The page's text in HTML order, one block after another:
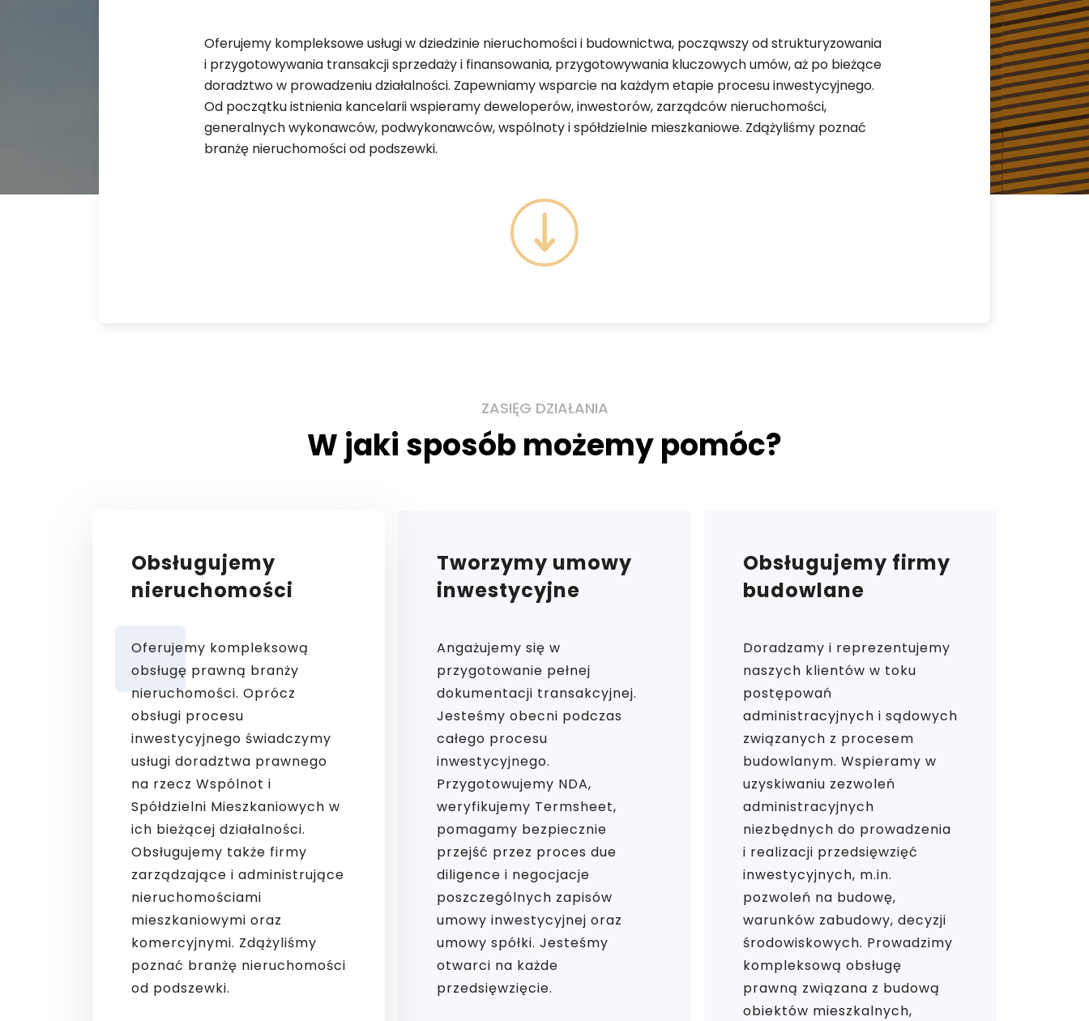
Oferujemy kompleksowe usługi w dziedzinie nieruchomości i budownictwa, począwszy od strukturyzowania
i przygotowywania transakcji sprzedaży i finansowania, przygotowywania kluczowych umów, aż po bieżące
doradztwo w prowadzeniu działalności. Zapewniamy wsparcie na każdym etapie procesu inwestycyjnego.
Od początku istnienia kancelarii wspieramy deweloperów, inwestorów, zarządców nieruchomości,
generalnych wykonawców, podwykonawców, wspólnoty i spółdzielnie mieszkaniowe. Zdążyliśmy poznać
branżę nieruchomości od podszewki.
ZASIĘG DZIAŁANIA
W jaki sposób możemy pomóc?
Obsługujemy
nieruchomości
Oferujemy kompleksową
obsługę prawną branży
nieruchomości. Oprócz
obsługi procesu
inwestycyjnego świadczymy
usługi doradztwa prawnego
na rzecz Wspólnot i
Spółdzielni Mieszkaniowych w
ich bieżącej działalności.
Obsługujemy także firmy
zarządzające i administrujące
nieruchomościami
mieszkaniowymi oraz
komercyjnymi. Zdążyliśmy
poznać branżę nieruchomości
od podszewki.
Tworzymy umowy
inwestycyjne
Angażujemy się w
przygotowanie pełnej
dokumentacji transakcyjnej.
Jesteśmy obecni podczas
całego procesu
inwestycyjnego.
Przygotowujemy NDA,
weryfikujemy Termsheet,
pomagamy bezpiecznie
przejść przez proces due
diligence i negocjacje
poszczególnych zapisów
umowy inwestycyjnej oraz
umowy spółki. Jesteśmy
otwarci na każde
przedsięwzięcie.
Obsługujemy firmy
budowlane
Doradzamy i reprezentujemy
naszych klientów w toku
postępowań
administracyjnych i sądowych
związanych z procesem
budowlanym. Wspieramy w
uzyskiwaniu zezwoleń
administracyjnych
niezbędnych do prowadzenia
i realizacji przedsięwzięć
inwestycyjnych, m.in.
pozwoleń na budowę,
warunków zabudowy, decyzji
środowiskowych. Prowadzimy
kompleksową obsługę
prawną związana z budową
obiektów mieszkalnych,